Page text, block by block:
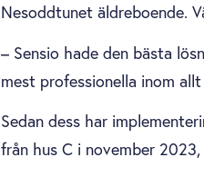
Nesoddtunet äldreboende.
– Sensio hade den bästa
mest professionella inom
Sedan dess har
från hus C i november